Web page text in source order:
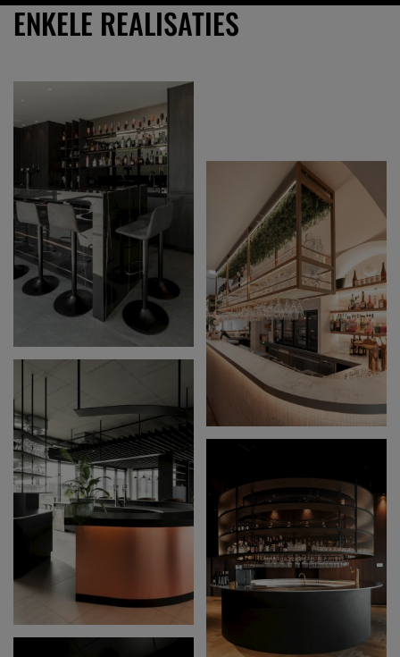
ENKELE REALISATIES
PRIVÉ BAR
ROESELARE